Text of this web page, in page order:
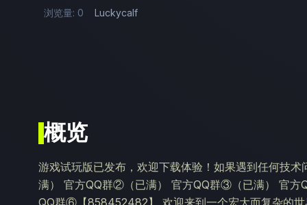
浏览量: 0 Luckycalf
概览
游戏试玩版已发布，欢迎下载体验！如果遇到任何技
满） 官方QQ群②（已满） 官方QQ群③（已满） 官
QQ群⑥【858452482】 欢迎来到一个宏大而复杂的